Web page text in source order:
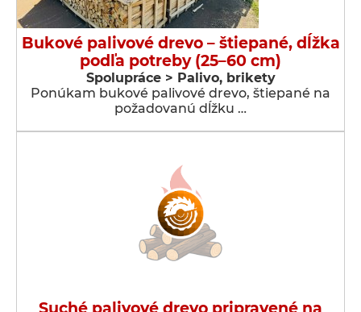
Bukové palivové drevo – štiepané, dĺžka
podľa potreby (25–60 cm)
Spolupráce > Palivo, brikety
Ponúkam bukové palivové drevo, štiepané na
požadovanú dĺžku …